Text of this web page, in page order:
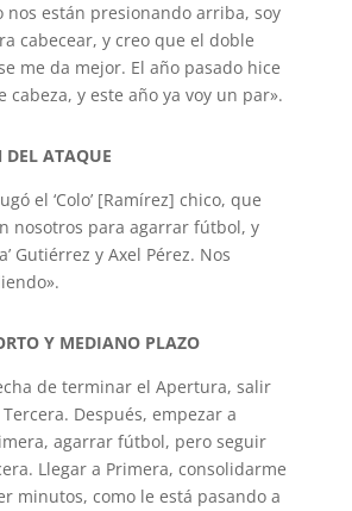
nos están presionando arriba, soy
cabecear, y creo que el doble
me da mejor. El año pasado hice
cabeza, y este año ya voy un par».
ATAQUE
el ‘Colo’ [Ramírez] chico, que
nosotros para agarrar fútbol, y
Gutiérrez y Axel Pérez. Nos
Y MEDIANO PLAZO
de terminar el Apertura, salir
Después, empezar a
agarrar fútbol, pero seguir
Llegar a Primera, consolidarme
minutos, como le está pasando a